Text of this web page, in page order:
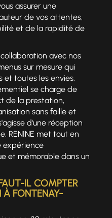
assurer une
de vos attentes,
et de la rapidité de
avec nos
sur mesure qui
toutes les envies.
se charge de
de la prestation,
sans faille et
d'une réception
RENINE met tout en
expérience
et mémorable dans un
IL COMPTER
À FONTENAY-